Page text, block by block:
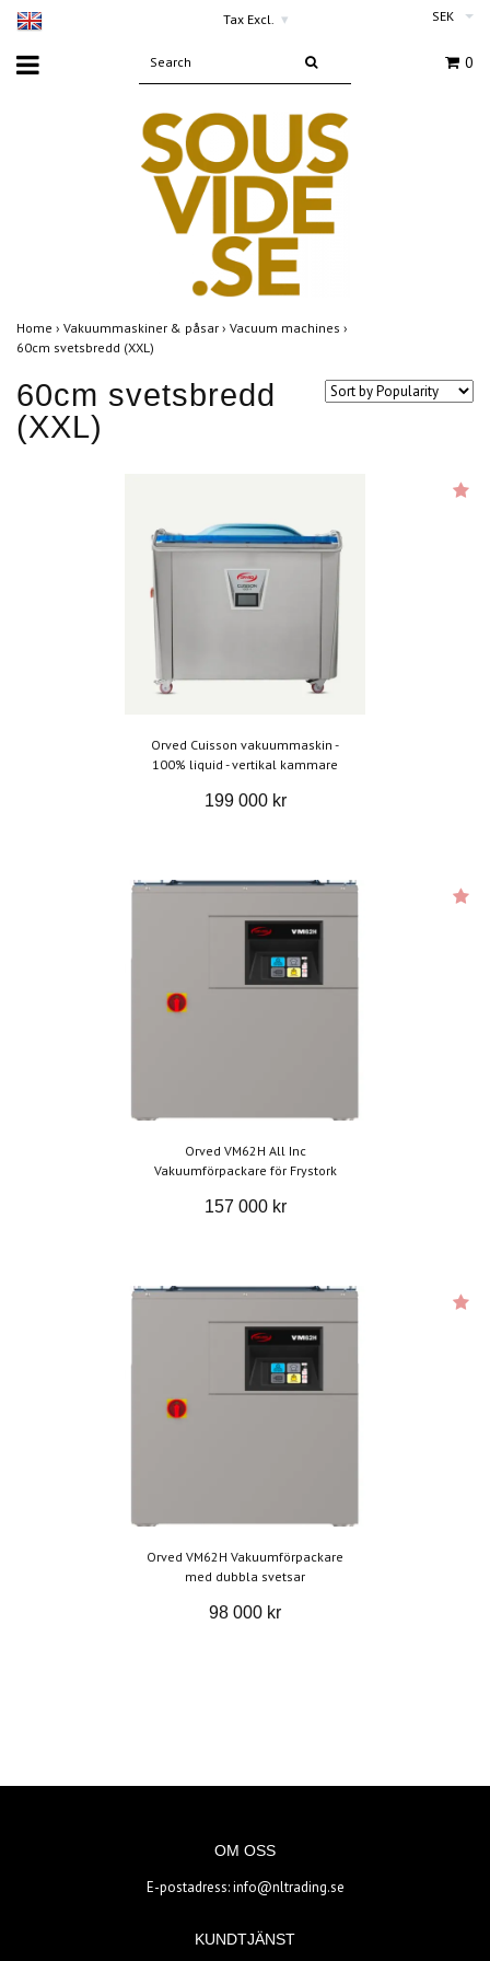
Tax Excl. ▾ SEK
0
Home › Vakuummaskiner & påsar › Vacuum machines ›
60cm svetsbredd (XXL)
60cm svetsbredd
(XXL)
Orved Cuisson vakuummaskin -
100% liquid - vertikal kammare
199 000 kr
Orved VM62H All Inc
Vakuumförpackare för Frystork
157 000 kr
Orved VM62H Vakuumförpackare
med dubbla svetsar
98 000 kr
OM OSS
E-postadress:info@nltrading.se
KUNDTJÄNST